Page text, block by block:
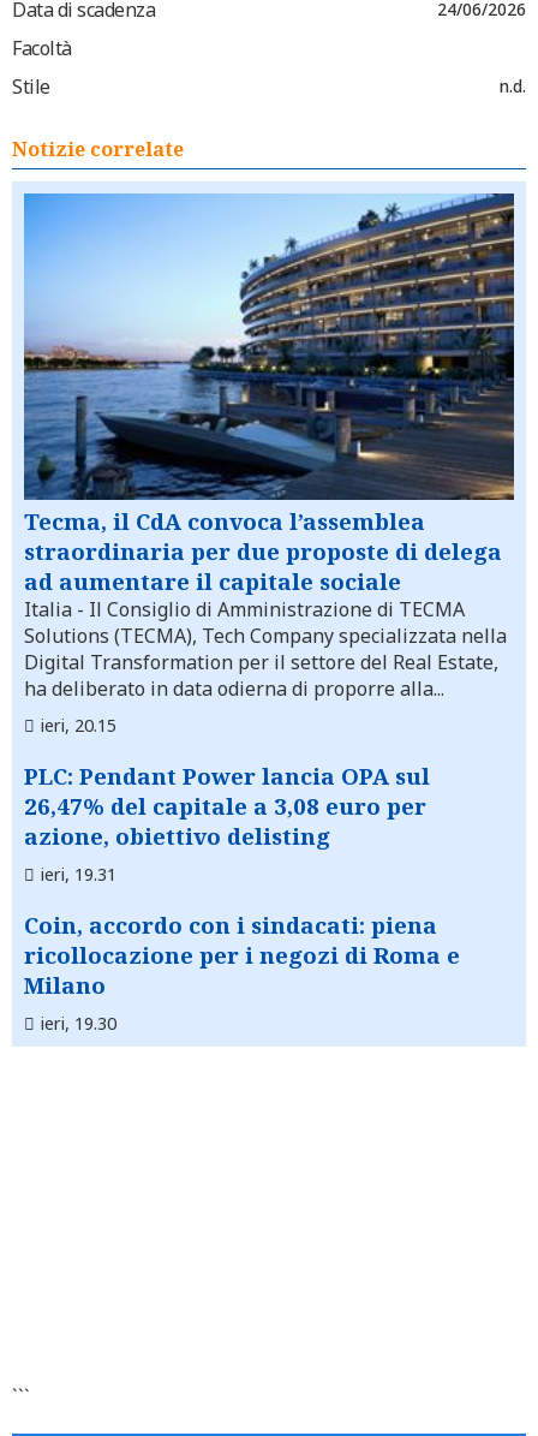
Data di scadenza 24/06/2026
Facoltà
Stile
n.d.
Notizie correlate
Tecma, il CdA convoca l’assemblea
straordinaria per due proposte di delega
ad aumentare il capitale sociale
Italia - Il Consiglio di Amministrazione di TECMA
Solutions (TECMA), Tech Company specializzata nella
Digital Transformation per il settore del Real Estate,
ha deliberato in data odierna di proporre alla...
ieri, 20.15
PLC: Pendant Power lancia OPA sul
26,47% del capitale a 3,08 euro per
azione, obiettivo delisting
ieri, 19.31
Coin, accordo con i sindacati: piena
ricollocazione per i negozi di Roma e
Milano
ieri, 19.30
```